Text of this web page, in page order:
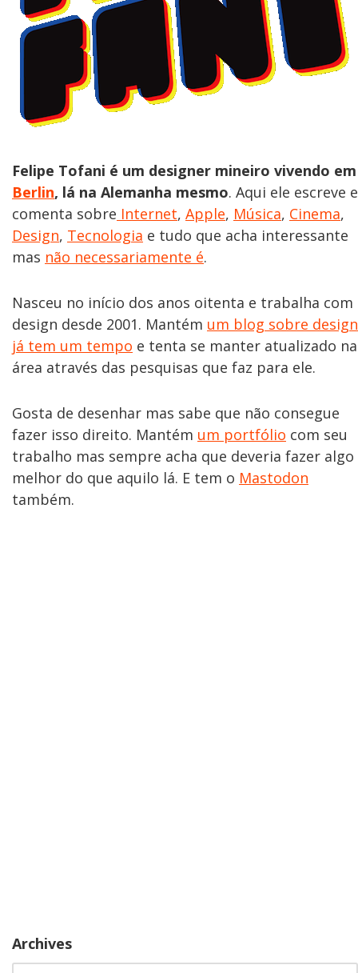
Felipe Tofani é um designer mineiro vivendo em
Berlin, lá na Alemanha mesmo. Aqui ele escreve e
comenta sobre Internet, Apple, Música, Cinema,
Design, Tecnologia e tudo que acha interessante
mas não necessariamente é.
Nasceu no início dos anos oitenta e trabalha com
design desde 2001. Mantém um blog sobre design
já tem um tempo e tenta se manter atualizado na
área através das pesquisas que faz para ele.
Gosta de desenhar mas sabe que não consegue
fazer isso direito. Mantém um portfólio com seu
trabalho mas sempre acha que deveria fazer algo
melhor do que aquilo lá. E tem o Mastodon
também.
Archives